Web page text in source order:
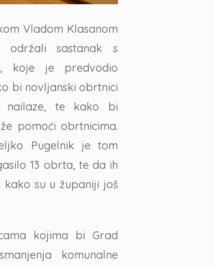
Vladom Klasanom
sastanak s
koje je predvodio
bi novljanski obrtnici
nailaze, te kako bi
pomoći obrtnicima.
Pugelnik je tom
13 obrta, te da ih
kako su u županiji još
kojima bi Grad
komunalne